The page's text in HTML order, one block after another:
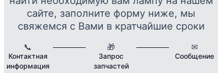
сайте, заполните форму ниже, мы
свяжемся с Вами в кратчайшие сроки
📞
Контактная
информация
🎁
Запрос
запчастей
✉
Сообщение